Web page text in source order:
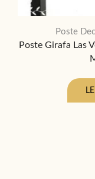
Poste
Poste Girafa Las